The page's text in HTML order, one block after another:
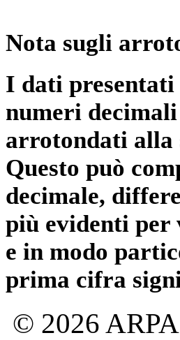
Nota sugli
I dati presentati
numeri
arrotondati alla
Questo può
decimale,
più evidenti
e in modo
prima cifra
© 2026